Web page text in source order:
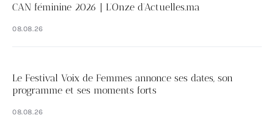
CAN féminine 2026 | L’Onze d’Actuelles.ma
08.08.26
Le Festival Voix de Femmes annonce ses dates, son
programme et ses moments forts
08.08.26